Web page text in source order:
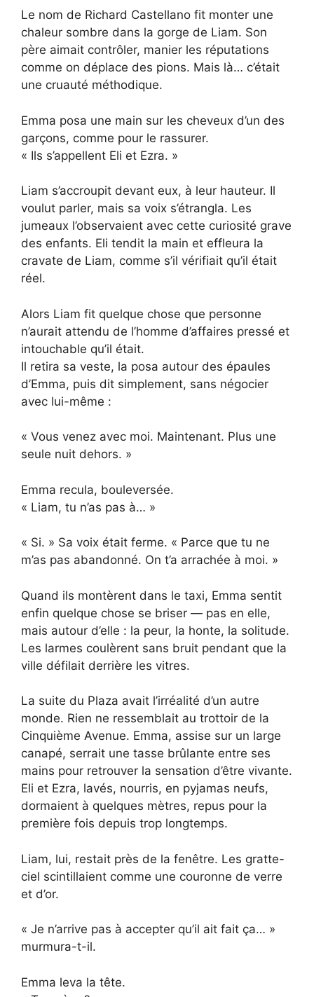
Le nom de Richard Castellano fit monter une
chaleur sombre dans la gorge de Liam. Son
père aimait contrôler, manier les réputations
comme on déplace des pions. Mais là… c’était
une cruauté méthodique.
Emma posa une main sur les cheveux d’un des
garçons, comme pour le rassurer.
« Ils s’appellent Eli et Ezra. »
Liam s’accroupit devant eux, à leur hauteur. Il
voulut parler, mais sa voix s’étrangla. Les
jumeaux l’observaient avec cette curiosité grave
des enfants. Eli tendit la main et effleura la
cravate de Liam, comme s’il vérifiait qu’il était
réel.
Alors Liam fit quelque chose que personne
n’aurait attendu de l’homme d’affaires pressé et
intouchable qu’il était.
Il retira sa veste, la posa autour des épaules
d’Emma, puis dit simplement, sans négocier
avec lui-même :
« Vous venez avec moi. Maintenant. Plus une
seule nuit dehors. »
Emma recula, bouleversée.
« Liam, tu n’as pas à… »
« Si. » Sa voix était ferme. « Parce que tu ne
m’as pas abandonné. On t’a arrachée à moi. »
Quand ils montèrent dans le taxi, Emma sentit
enfin quelque chose se briser — pas en elle,
mais autour d’elle : la peur, la honte, la solitude.
Les larmes coulèrent sans bruit pendant que la
ville défilait derrière les vitres.
La suite du Plaza avait l’irréalité d’un autre
monde. Rien ne ressemblait au trottoir de la
Cinquième Avenue. Emma, assise sur un large
canapé, serrait une tasse brûlante entre ses
mains pour retrouver la sensation d’être vivante.
Eli et Ezra, lavés, nourris, en pyjamas neufs,
dormaient à quelques mètres, repus pour la
première fois depuis trop longtemps.
Liam, lui, restait près de la fenêtre. Les gratte-
ciel scintillaient comme une couronne de verre
et d’or.
« Je n’arrive pas à accepter qu’il ait fait ça… »
murmura-t-il.
Emma leva la tête.